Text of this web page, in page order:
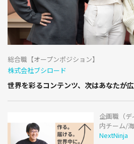
総合職【オープンポジション】
株式会社ブシロード
世界を彩るコンテンツ、次はあなたが広
企画職（
内チーム/
NextNinja